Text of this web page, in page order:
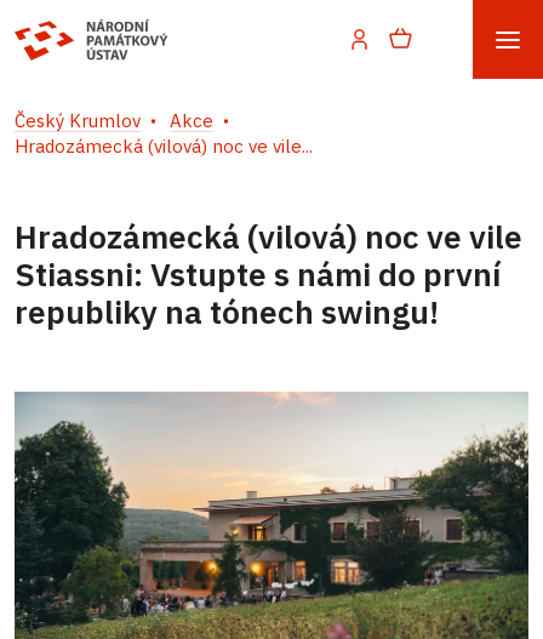
Český Krumlov
Akce
Hradozámecká (vilová) noc ve vile...
Hradozámecká (vilová) noc ve vile
Stiassni: Vstupte s námi do první
republiky na tónech swingu!